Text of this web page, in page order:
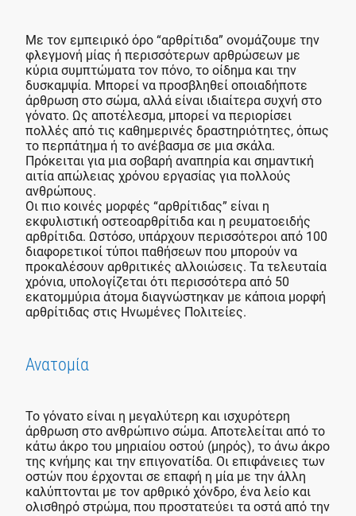
Με τον εμπειρικό όρο “αρθρίτιδα” ονομάζουμε την
φλεγμονή μίας ή περισσότερων αρθρώσεων με
κύρια συμπτώματα τον πόνο, το οίδημα και την
δυσκαμψία. Μπορεί να προσβληθεί οποιαδήποτε
άρθρωση στο σώμα, αλλά είναι ιδιαίτερα συχνή στο
γόνατο. Ως αποτέλεσμα, μπορεί να περιορίσει
πολλές από τις καθημερινές δραστηριότητες, όπως
το περπάτημα ή το ανέβασμα σε μια σκάλα.
Πρόκειται για μια σοβαρή αναπηρία και σημαντική
αιτία απώλειας χρόνου εργασίας για πολλούς
ανθρώπους.
Οι πιο κοινές μορφές “αρθρίτιδας” είναι η
εκφυλιστική οστεοαρθρίτιδα και η ρευματοειδής
αρθρίτιδα. Ωστόσο, υπάρχουν περισσότεροι από 100
διαφορετικοί τύποι παθήσεων που μπορούν να
προκαλέσουν αρθριτικές αλλοιώσεις. Τα τελευταία
χρόνια, υπολογίζεται ότι περισσότερα από 50
εκατομμύρια άτομα διαγνώστηκαν με κάποια μορφή
αρθρίτιδας στις Ηνωμένες Πολιτείες.
Ανατομία
Το γόνατο είναι η μεγαλύτερη και ισχυρότερη
άρθρωση στο ανθρώπινο σώμα. Αποτελείται από το
κάτω άκρο του μηριαίου οστού (μηρός), το άνω άκρο
της κνήμης και την επιγονατίδα. Οι επιφάνειες των
οστών που έρχονται σε επαφή η μία με την άλλη
καλύπτονται με τον αρθρικό χόνδρο, ένα λείο και
ολισθηρό στρώμα, που προστατεύει τα οστά από την